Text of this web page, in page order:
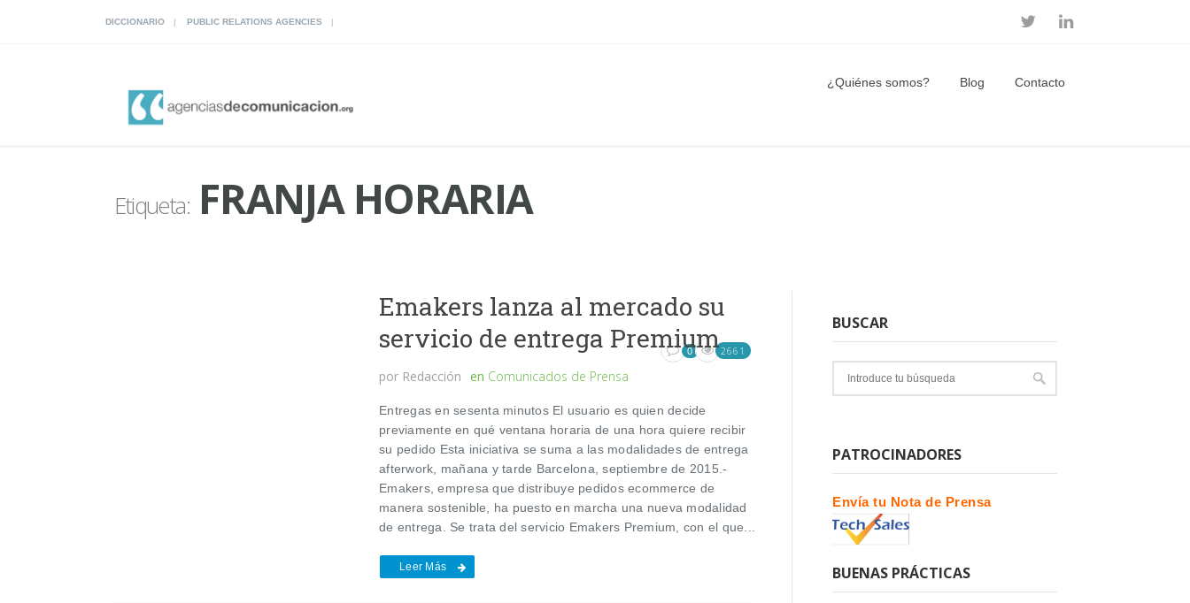
DICCIONARIO PUBLIC RELATIONS AGENCIES
¿Quiénes somos? Blog Contacto
Etiqueta:FRANJA HORARIA
Emakers lanza al mercado su
servicio de entrega Premium
por Redacción en Comunicados de Prensa
0 2661
Entregas en sesenta minutos El usuario es quien decide
previamente en qué ventana horaria de una hora quiere recibir
su pedido Esta iniciativa se suma a las modalidades de entrega
afterwork, mañana y tarde Barcelona, septiembre de 2015.-
Emakers, empresa que distribuye pedidos ecommerce de
manera sostenible, ha puesto en marcha una nueva modalidad
de entrega. Se trata del servicio Emakers Premium, con el que...
Leer Más
BUSCAR
PATROCINADORES
Envía tu Nota de Prensa
BUENAS PRÁCTICAS